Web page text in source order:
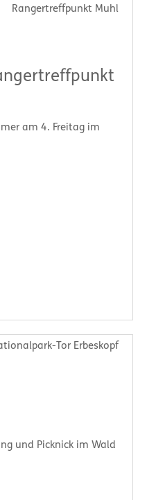
Rangertreffpunkt Muhl
am 4. Freitag im
Tor Erbeskopf
und Picknick im Wald